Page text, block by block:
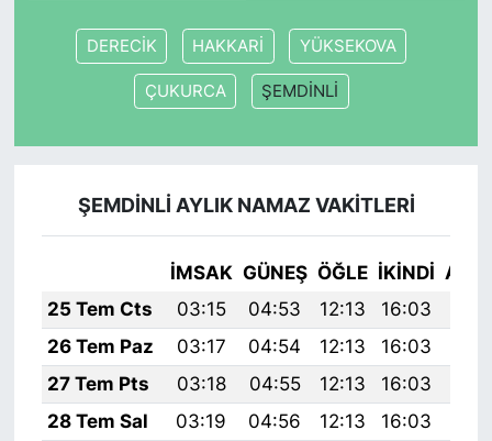
DERECİK HAKKARİ YÜKSEKOVA
ÇUKURCA ŞEMDİNLİ
ŞEMDİNLİ AYLIK NAMAZ VAKITLERI
İMSAK GÜNEŞ ÖĞLE İKINDI
25 Tem Cts
03:15 04:53 12:13 16:03
26 Tem Paz
03:17 04:54 12:13 16:03
27 Tem Pts
03:18 04:55 12:13 16:03
28 Tem Sal
03:19 04:56 12:13 16:03
SPOR
TEKNOLOJİ
VİDEO GALERİ